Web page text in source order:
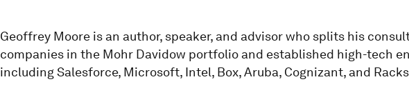
Geoffrey Moore is an author, speaker, and advisor who splits his
companies in the Mohr Davidow portfolio and established high-tech
including Salesforce, Microsoft, Intel, Box, Aruba, Cognizant, and